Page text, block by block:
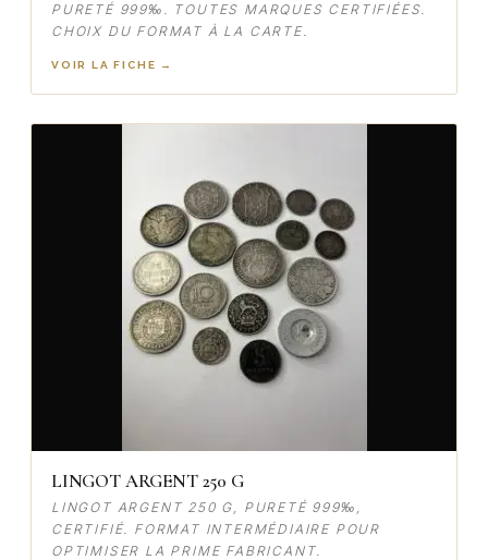
PURETÉ 999‰. TOUTES MARQUES CERTIFIÉES.
CHOIX DU FORMAT À LA CARTE.
VOIR LA FICHE →
LINGOT ARGENT 250 G
LINGOT ARGENT 250 G, PURETÉ 999‰,
CERTIFIÉ. FORMAT INTERMÉDIAIRE POUR
OPTIMISER LA PRIME FABRICANT.